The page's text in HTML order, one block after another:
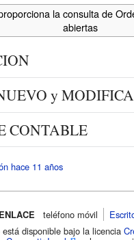
la consulta de
abiertas
y
CONTABLE
hace 11 años
ENLACE teléfono móvil‌
disponible bajo la licencia